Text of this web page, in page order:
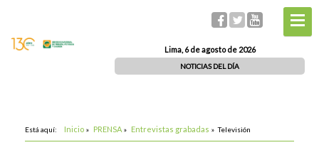
Lima, 6 de agosto de 2026
NOTICIAS DEL DÍA
Está aquí: Inicio » PRENSA » Entrevistas grabadas » Televisión